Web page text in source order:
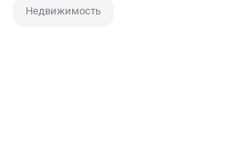
Недвижимость